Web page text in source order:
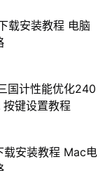
载安装教程 电脑
国计性能优化240
键设置教程
载安装教程 Mac电